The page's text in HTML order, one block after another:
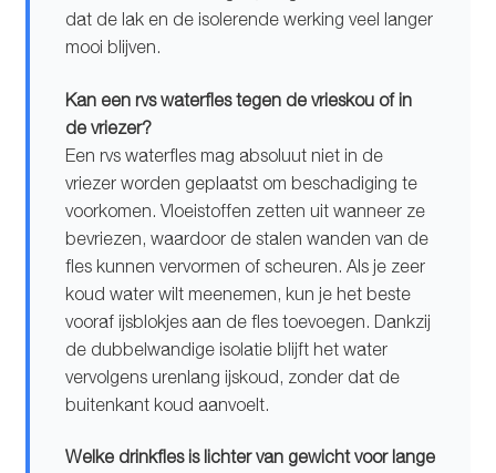
dat de lak en de isolerende werking veel langer
mooi blijven.
Kan een rvs waterfles tegen de vrieskou of in
de vriezer?
Een rvs waterfles mag absoluut niet in de
vriezer worden geplaatst om beschadiging te
voorkomen. Vloeistoffen zetten uit wanneer ze
bevriezen, waardoor de stalen wanden van de
fles kunnen vervormen of scheuren. Als je zeer
koud water wilt meenemen, kun je het beste
vooraf ijsblokjes aan de fles toevoegen. Dankzij
de dubbelwandige isolatie blijft het water
vervolgens urenlang ijskoud, zonder dat de
buitenkant koud aanvoelt.
Welke drinkfles is lichter van gewicht voor lange